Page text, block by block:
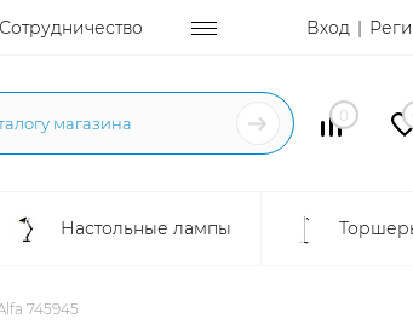
Сотрудничество Вход
0
Настольные лампы
745945